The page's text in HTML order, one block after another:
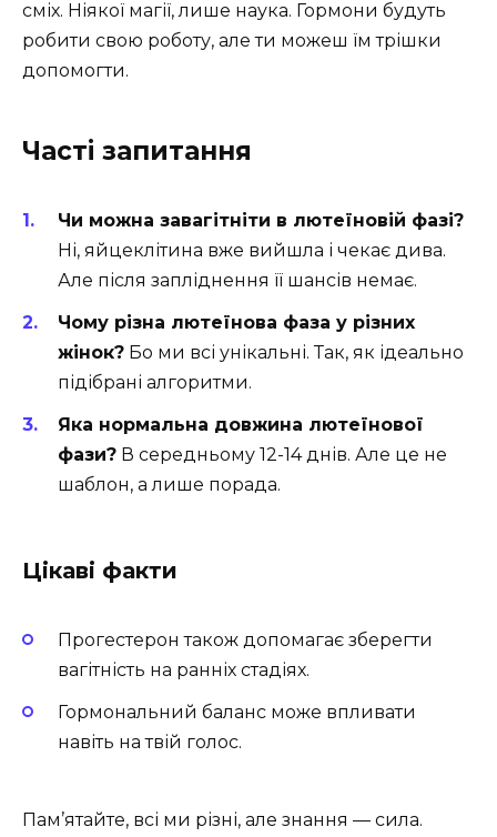
сміх. Ніякої магії, лише наука. Гормони будуть
робити свою роботу, але ти можеш їм трішки
допомогти.
Часті запитання
Чи можна завагітніти в лютеїновій фазі?
Ні, яйцеклітина вже вийшла і чекає дива.
Але після запліднення її шансів немає.
Чому різна лютеїнова фаза у різних
жінок? Бо ми всі унікальні. Так, як ідеально
підібрані алгоритми.
Яка нормальна довжина лютеїнової
фази? В середньому 12-14 днів. Але це не
шаблон, а лише порада.
Цікаві факти
Прогестерон також допомагає зберегти
вагітність на ранніх стадіях.
Гормональний баланс може впливати
навіть на твій голос.
Пам’ятайте, всі ми різні, але знання — сила.